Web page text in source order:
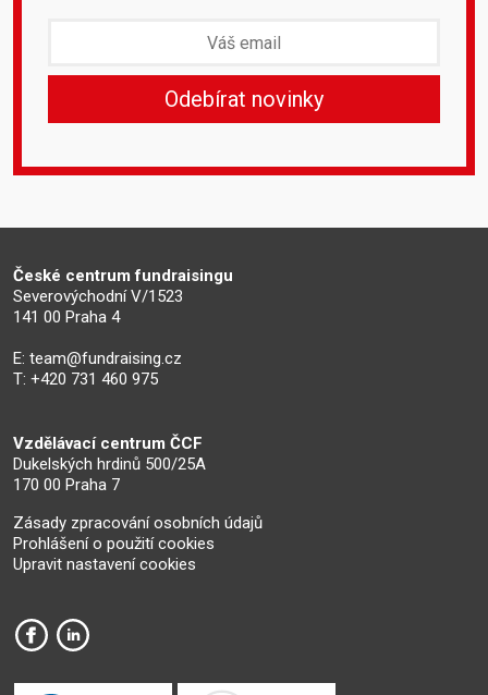
České centrum fundraisingu
Severovýchodní V/1523
141 00 Praha 4
E: team@fundraising.cz
T: +420 731 460 975
Vzdělávací centrum ČCF
Dukelských hrdinů 500/25A
170 00 Praha 7
Zásady zpracování osobních údajů
Prohlášení o použití cookies
Upravit nastavení cookies